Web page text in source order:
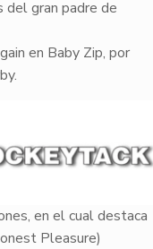
del gran padre de
en Baby Zip, por
en el cual destaca
Pleasure)